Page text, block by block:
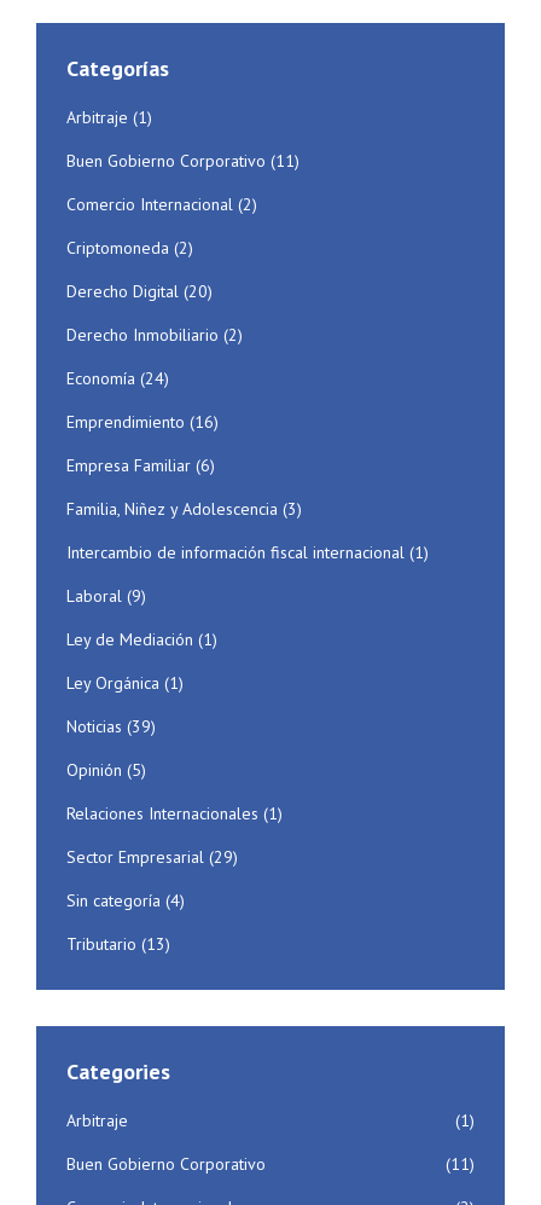
Categorías
Arbitraje (1)
Buen Gobierno Corporativo (11)
Comercio Internacional (2)
Criptomoneda (2)
Derecho Digital (20)
Derecho Inmobiliario (2)
Economía (24)
Emprendimiento (16)
Empresa Familiar (6)
Familia, Niñez y Adolescencia (3)
Intercambio de información fiscal internacional (1)
Laboral (9)
Ley de Mediación (1)
Ley Orgánica (1)
Noticias (39)
Opinión (5)
Relaciones Internacionales (1)
Sector Empresarial (29)
Sin categoría (4)
Tributario (13)
Categories
Arbitraje
(1)
Buen Gobierno Corporativo
(11)